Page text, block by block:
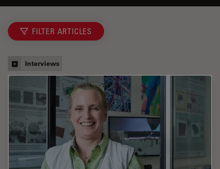
FILTER ARTICLES
Interviews